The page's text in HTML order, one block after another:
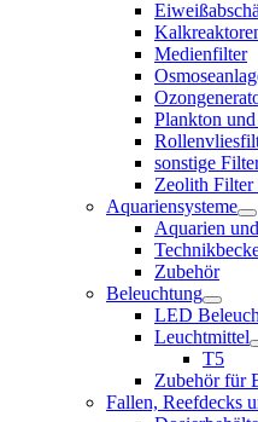
Medienfilter
Plankton
sonstige
Zeolith Filter
Aquariensysteme
Aquarien
Zubehör
Beleuchtung
LED
Leuchtmittel
T5
Zubehör für
Fallen, Reefdecks